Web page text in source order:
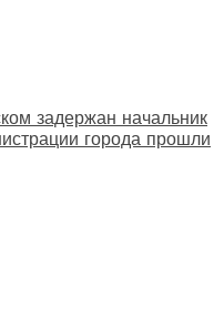
задержан начальник
города прошли